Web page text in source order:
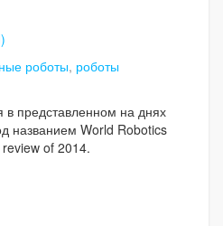
роботы, роботы
в представленном на днях
названием World Robotics
of 2014.